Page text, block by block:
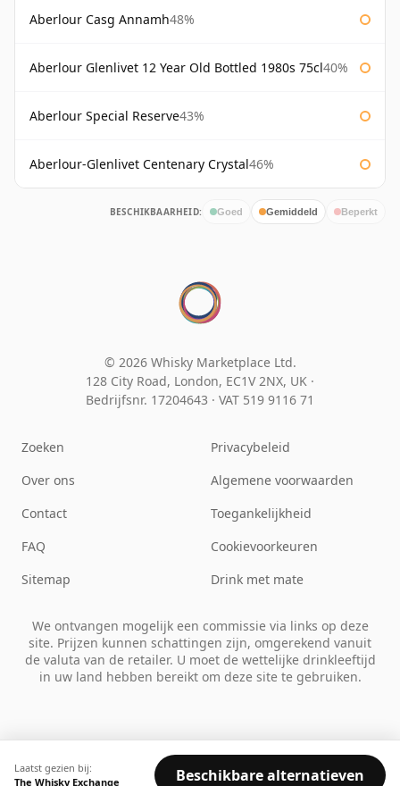
Aberlour Casg Annamh48%
Aberlour Glenlivet 12 Year Old Bottled 1980s 75cl40%
Aberlour Special Reserve43%
Aberlour-Glenlivet Centenary Crystal46%
BESCHIKBAARHEID: Goed Gemiddeld Beperkt
Laatst gezien bij:
The Whisky Exchange
Beschikbare alternatieven
© 2026 Whisky Marketplace Ltd.
128 City Road, London, EC1V 2NX, UK ·
Bedrijfsnr. 17204643 · VAT 519 9116 71
Zoeken
Over ons
Contact
FAQ
Sitemap
Privacybeleid
Algemene voorwaarden
Toegankelijkheid
Cookievoorkeuren
Drink met mate
We ontvangen mogelijk een commissie via links op deze
site. Prijzen kunnen schattingen zijn, omgerekend vanuit
de valuta van de retailer. U moet de wettelijke drinkleeftijd
in uw land hebben bereikt om deze site te gebruiken.